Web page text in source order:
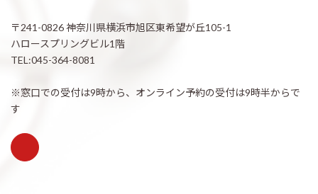
〒241-0826 神奈川県横浜市旭区東希望が丘105-1
ハロースプリングビル1階
TEL:045-364-8081
※窓口での受付は9時から、オンライン予約の受付は9時半からで
す